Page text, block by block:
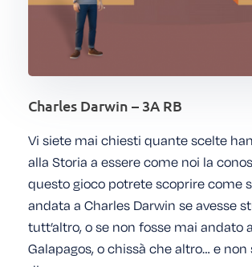
Charles Darwin – 3A RB
Vi siete mai chiesti quante scelte
alla Storia a essere come noi la
questo gioco potrete scoprire come
andata a Charles Darwin se avesse
tutt’altro, o se non fosse mai andato
Galapagos, o chissà che altro… e